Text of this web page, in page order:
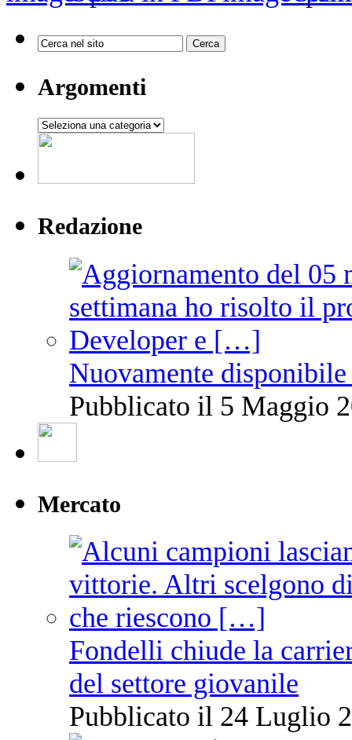
Argomenti
Argomenti
Redazione
Nuovamente
Pubblicato il 5 Maggio
Mercato
Fondelli chiude la
del settore giovanile
Pubblicato il 24 Luglio